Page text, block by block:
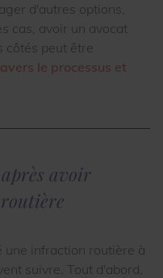
d'autres options,
cas, avoir un avocat
côtés peut être
le processus et
avoir
une infraction routière à
suivre. Tout d'abord,